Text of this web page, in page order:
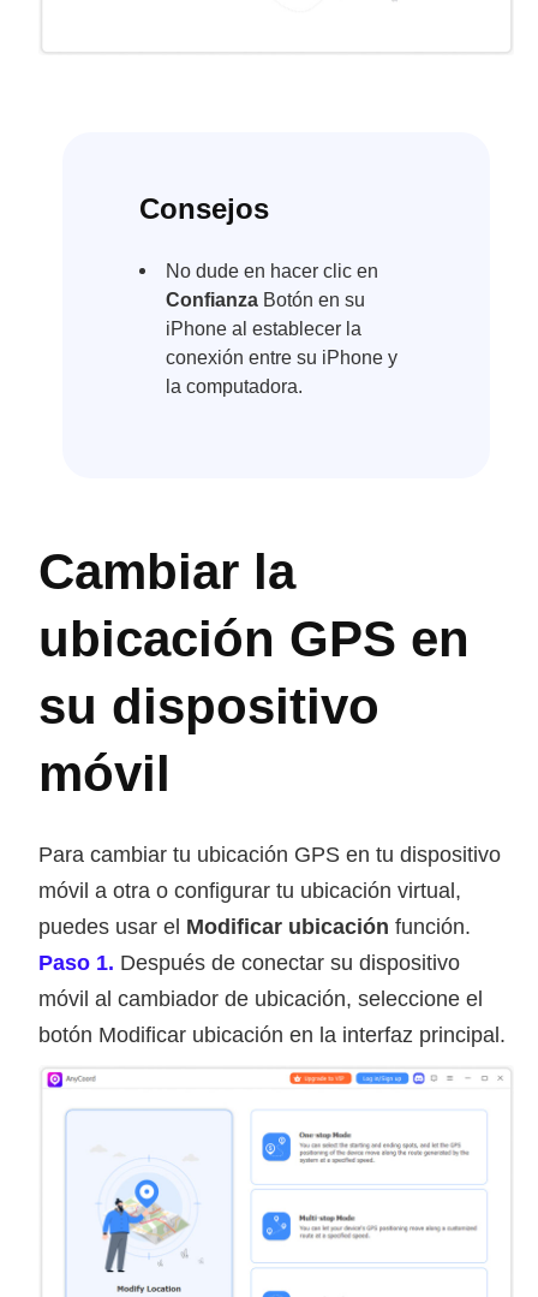
Consejos
No dude en hacer clic en
Confianza Botón en su
iPhone al establecer la
conexión entre su iPhone y
la computadora.
Cambiar la
ubicación GPS en
su dispositivo
móvil
Para cambiar tu ubicación GPS en tu dispositivo
móvil a otra o configurar tu ubicación virtual,
puedes usar el Modificar ubicación función.
Paso 1. Después de conectar su dispositivo
móvil al cambiador de ubicación, seleccione el
botón Modificar ubicación en la interfaz principal.